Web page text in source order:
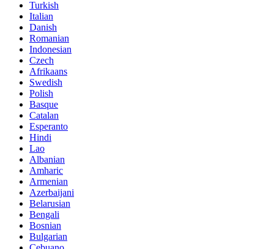
Turkish
Italian
Danish
Romanian
Indonesian
Czech
Afrikaans
Swedish
Polish
Basque
Catalan
Esperanto
Hindi
Lao
Albanian
Amharic
Armenian
Azerbaijani
Belarusian
Bengali
Bosnian
Bulgarian